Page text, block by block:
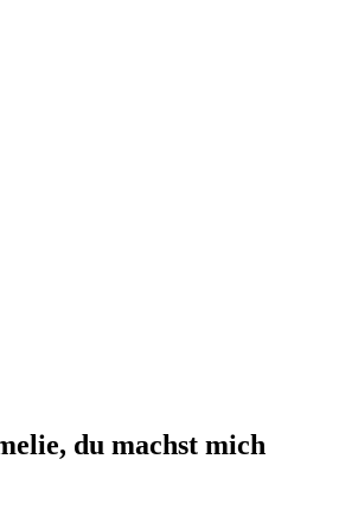
du machst mich